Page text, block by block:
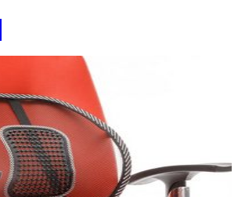
izdelek
različic.
Možnosti
lahko
izberete
na
strani